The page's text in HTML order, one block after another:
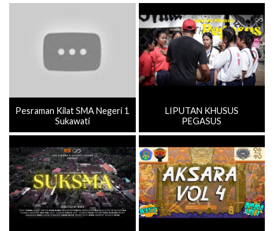
Pesraman Kilat SMA Negeri 1
Sukawati
LIPUTAN KHUSUS
PEGASUS